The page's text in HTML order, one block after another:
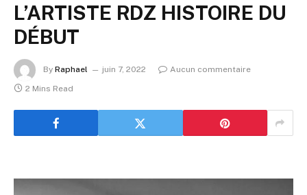
L’ARTISTE RDZ HISTOIRE DU
DÉBUT
By Raphael juin 7, 2022
Aucun commentaire
2 Mins Read